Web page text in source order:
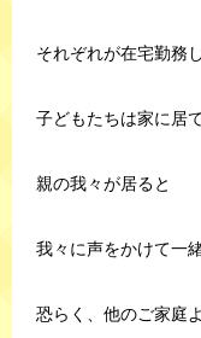
それぞれが在宅勤務
子どもたちは家に居
親の我々が居ると
我々に声をかけて一
恐らく、他のご家庭